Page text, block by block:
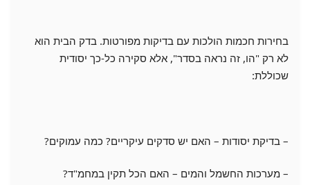
בחירות חכמות הולכות עם בדיקות מפורטות. בדק הבית הוא
לא רק "הו, זה נראה בסדר", אלא סקירה כל-כך יסודית
שכוללת:
– בדיקת יסודות – האם יש סדקים עיקריים? כמה עמוקים?
– מערכות החשמל והמים – האם הכל תקין במחמ"ד?